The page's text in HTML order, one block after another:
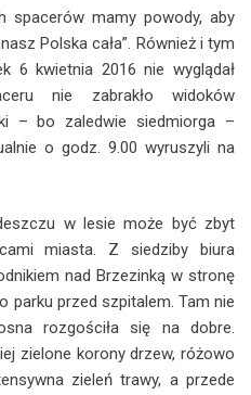
spacerów mamy powody, aby
Polska cała”. Również i tym
6 kwietnia 2016 nie wyglądał
nie zabrakło widoków
– bo zaledwie siedmiorga –
o godz. 9.00 wyruszyli na
w lesie może być zbyt
miasta. Z siedziby biura
nad Brzezinką w stronę
parku przed szpitalem. Tam nie
rozgościła się na dobre.
zielone korony drzew, różowo
zieleń trawy, a przede